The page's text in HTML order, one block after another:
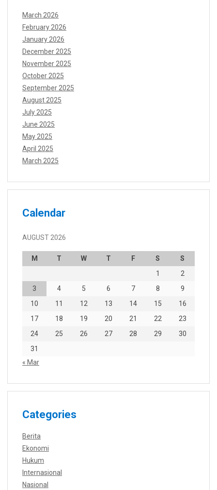
March 2026
February 2026
January 2026
December 2025
November 2025
October 2025
September 2025
August 2025
July 2025
June 2025
May 2025
April 2025
March 2025
Calendar
AUGUST 2026
M T W T F S
S
1
2
3
4 5 6 7 8
9
10
11 12 13 14 15
16
17
18 19 20 21 22
23
24
25 26 27 28 29
30
31
« Mar
Categories
Berita
Ekonomi
Hukum
Internasional
Nasional